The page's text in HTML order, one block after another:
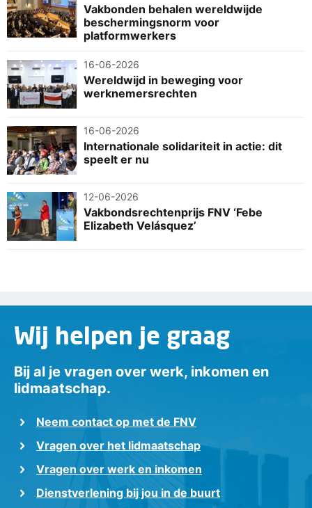
Vakbonden behalen wereldwijde
beschermingsnorm voor
platformwerkers
16-06-2026
Wereldwijd in beweging voor
werknemersrechten
16-06-2026
Internationale solidariteit in actie: dit
speelt er nu
12-06-2026
Vakbondsrechtenprijs FNV ‘Febe
Elizabeth Velásquez’
Wij helpen je graag
Bij al je vragen over werk, inkomen en
lidmaatschap.
Neem contact op met de FNV
Vragen over het lidmaatschap
Vragen over werk en inkomen
Dienstverlening bij jou in de buurt